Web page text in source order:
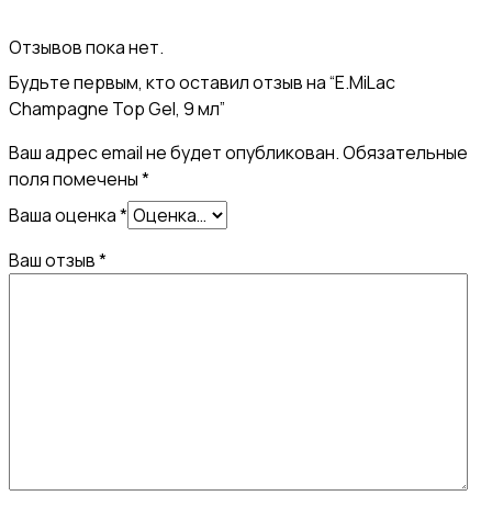
Отзывов пока нет.
Будьте первым, кто оставил отзыв на “E.MiLac
Champagne Top Gel, 9 мл”
Ваш адрес email не будет опубликован.Обязательные
поля помечены*
Ваша оценка*
Ваш отзыв*